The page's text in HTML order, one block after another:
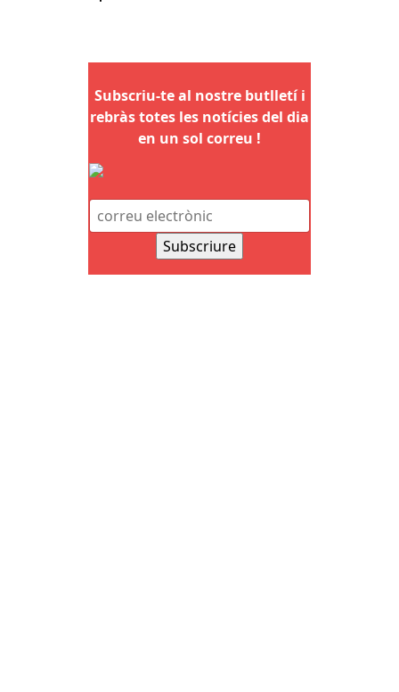
Subscriu-te al nostre butlletí i
rebràs totes les notícies del dia
en un sol correu !